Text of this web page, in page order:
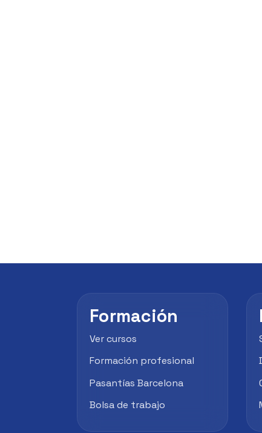
Formación
Ver cursos
Formación profesional
Pasantías Barcelona
Bolsa de trabajo